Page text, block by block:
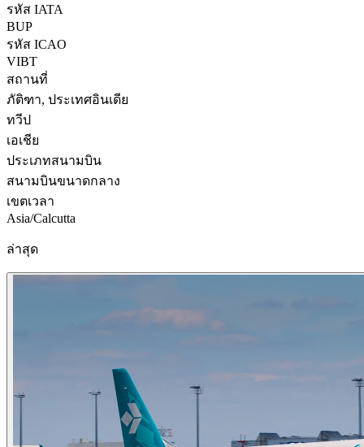
รหัส IATA
BUP
รหัส ICAO
VIBT
สถานที่
ภัติฑา, ประเทศอินเดีย
ทวีป
เอเชีย
ประเภทสนามบิน
สนามบินขนาดกลาง
เขตเวลา
Asia/Calcutta
ล่าสุด